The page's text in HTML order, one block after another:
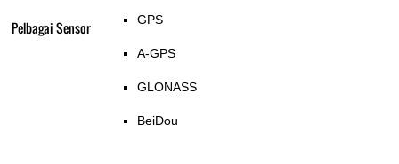
Pelbagai Sensor GPS
A-GPS
GLONASS
BeiDou